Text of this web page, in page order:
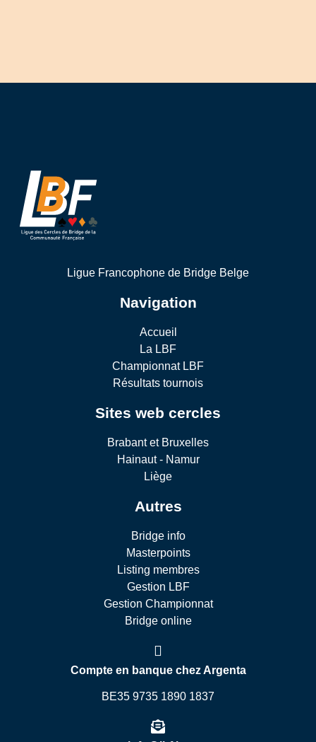
Ligue Francophone de Bridge Belge
Navigation
Accueil
La LBF
Championnat LBF
Résultats tournois
Sites web cercles
Brabant et Bruxelles
Hainaut - Namur
Liège
Autres
Bridge info
Masterpoints
Listing membres
Gestion LBF
Gestion Championnat
Bridge online
Compte en banque chez Argenta
BE35 9735 1890 1837